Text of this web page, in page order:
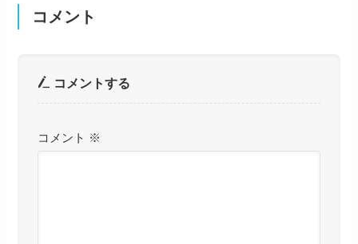
コメント
コメントする
コメント ※